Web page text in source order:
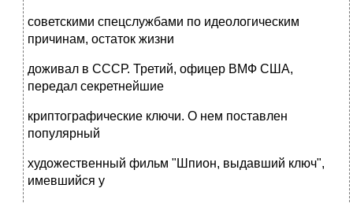
советскими спецслужбами по идеологическим
причинам, остаток жизни
доживал в СССР. Третий, офицер ВМФ США,
передал секретнейшие
криптографические ключи. О нем поставлен
популярный
художественный фильм "Шпион, выдавший ключ",
имевшийся у